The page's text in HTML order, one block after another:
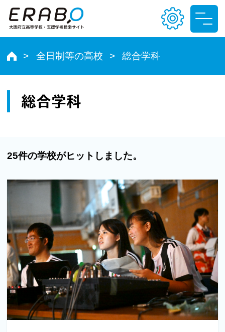
文字サイズ
小 中
全日制等の高校 総合学科
総合学科
25件の学校がヒットしました。